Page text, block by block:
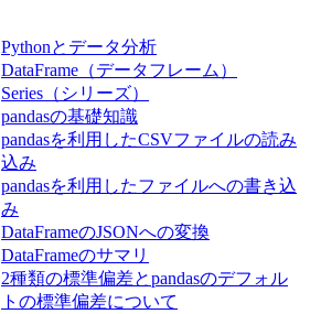
Pythonとデータ分析
DataFrame（データフレーム）
Series（シリーズ）
pandasの基礎知識
pandasを利用したCSVファイルの読み
込み
pandasを利用したファイルへの書き込
み
DataFrameのJSONへの変換
DataFrameのサマリ
2種類の標準偏差とpandasのデフォル
トの標準偏差について